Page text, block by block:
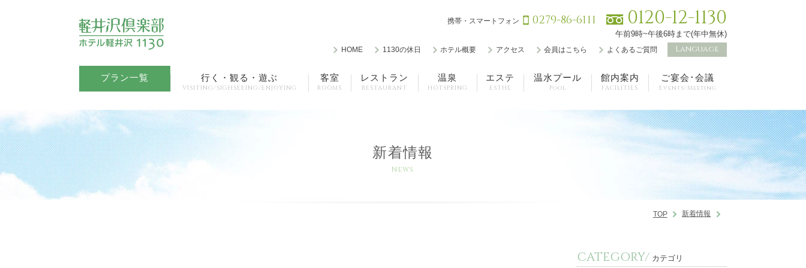
携帯・スマートフォン 0279-86-6111 0120-12-1130
午前9時~午後6時まで(年中無休)
HOME 1130の休日 ホテル概要 アクセス 会員はこちら よくあるご質問 Language
プラン一覧 行く・観る・遊ぶ
VISITING/SIGHSEEING/ENJOYING
客室
ROOMS
レストラン
RESTAURANT
温泉
HOTSPRING
エステ
ESTHE
温水プール
Pool
館内案内
FACILITIES
ご宴会･会議
Events/Meeting
新着情報
NEWS
TOP 新着情報
CATEGORY/ カテゴリ